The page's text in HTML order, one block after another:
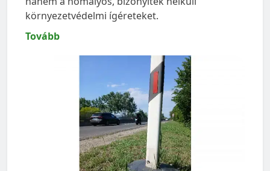
környezetvédelmi ígéreteket.
Tovább